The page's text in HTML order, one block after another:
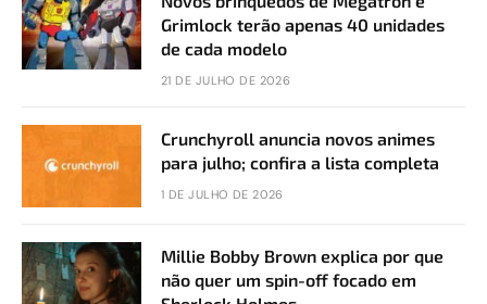
Grimlock terão apenas 40 unidades
de cada modelo
21 DE JULHO DE 2026
Crunchyroll anuncia novos animes
para julho; confira a lista completa
1 DE JULHO DE 2026
Millie Bobby Brown explica por que
não quer um spin-off focado em